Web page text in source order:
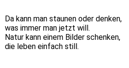
Da kann man staunen oder denken,
was immer man jetzt will.
Natur kann einem Bilder schenken,
die leben einfach still.